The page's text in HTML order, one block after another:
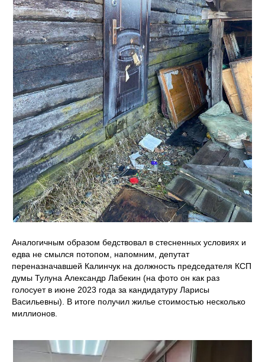
Аналогичным образом бедствовал в стесненных условиях и
едва не смылся потопом, напомним, депутат
переназначавшей Калинчук на должность председателя КСП
думы Тулуна Александр Лабекин (на фото он как раз
голосует в июне 2023 года за кандидатуру Ларисы
Васильевны). В итоге получил жилье стоимостью несколько
миллионов.